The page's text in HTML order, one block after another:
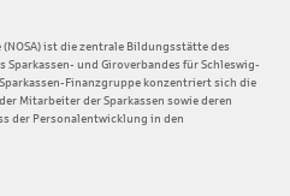
ist die zentrale Bildungsstätte des
Sparkassen- und Giroverbandes für Schleswig-
Finanzgruppe konzentriert sich die
Mitarbeiter der Sparkassen sowie deren
der Personalentwicklung in den